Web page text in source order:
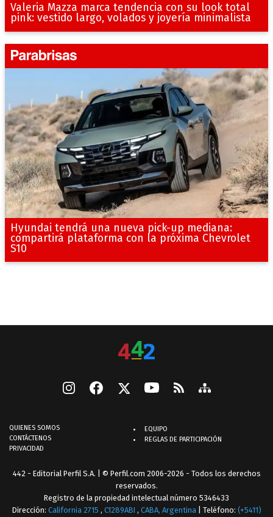
Valeria Mazza marca tendencia con su look total
pink: vestido largo, volados y joyería minimalista
Hyundai tendrá una nueva pick-up mediana:
compartirá plataforma con la próxima Chevrolet
S10
QUIENES SOMOS
CONTÁCTENOS
PRIVACIDAD
EQUIPO
REGLAS DE PARTICIPACIÓN
442 - Editorial Perfil S.A. | © Perfil.com 2006-2026 - Todos los derechos
reservados.
Registro de la propiedad intelectual número 5346433
Dirección: California 2715 , C1289ABI , CABA, Argentina | Teléfono: (+5411)